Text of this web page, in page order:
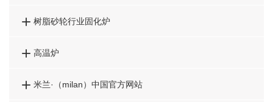
 树脂砂轮行业固化炉
 高温炉
 米兰·（milan）中国官方网站